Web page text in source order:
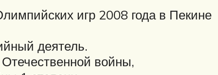
игр 2008 года в Пекине
деятель.
войны,